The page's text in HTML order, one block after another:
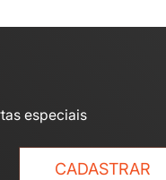
especiais
CADASTRAR